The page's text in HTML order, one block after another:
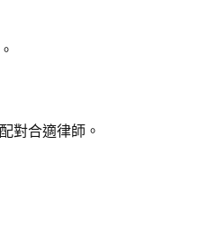
對合適律師。